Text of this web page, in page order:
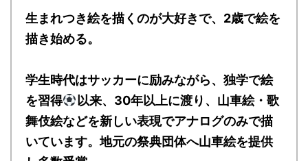
生まれつき絵を描くのが大好きで、2歳で絵を
描き始める。
学生時代はサッカーに励みながら、独学で絵
を習得
以来、30年以上に渡り、山車絵・歌
舞伎絵などを新しい表現でアナログのみで描
いています。地元の祭典団体へ山車絵を提供